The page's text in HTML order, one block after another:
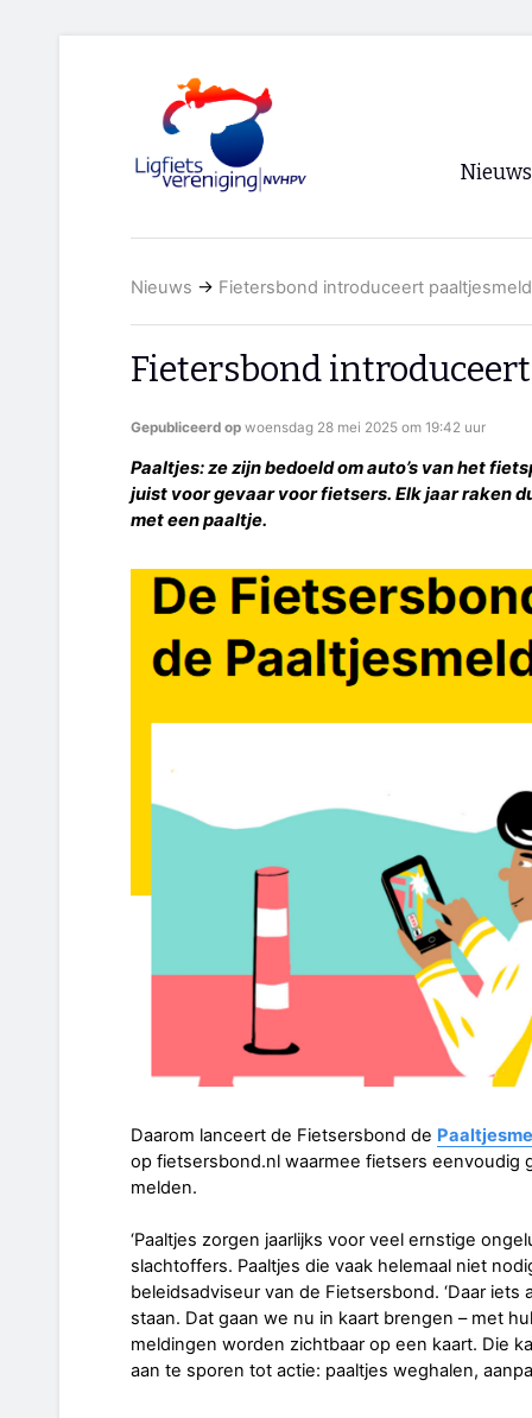
Nieuws
Nieuws → Fietersbond introduceert
Fietersbond
Gepubliceerd op woensdag 28 mei 2025 om 19:42 uur
Paaltjes: ze zijn bedoeld om auto’s van het
juist voor gevaar voor fietsers. Elk jaar raken
met een paaltje.
Daarom lanceert de Fietsersbond de
op fietsersbond.nl waarmee fietsers eenvoudig
melden.
‘Paaltjes zorgen jaarlijks voor veel ernstige
slachtoffers. Paaltjes die vaak helemaal niet
beleidsadviseur van de Fietsersbond. ‘Daar
staan. Dat gaan we nu in kaart brengen – met
meldingen worden zichtbaar op een kaart. Die
aan te sporen tot actie: paaltjes weghalen,